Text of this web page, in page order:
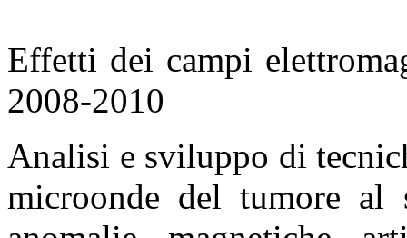
Effetti dei campi
2008-2010
Analisi e sviluppo di
microonde del tumore al